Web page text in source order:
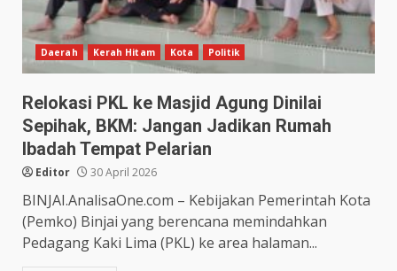
Daerah Kerah Hitam Kota Politik
Relokasi PKL ke Masjid Agung Dinilai
Sepihak, BKM: Jangan Jadikan Rumah
Ibadah Tempat Pelarian
Editor 30 April 2026
BINJAI.AnalisaOne.com – Kebijakan Pemerintah Kota
(Pemko) Binjai yang berencana memindahkan
Pedagang Kaki Lima (PKL) ke area halaman...